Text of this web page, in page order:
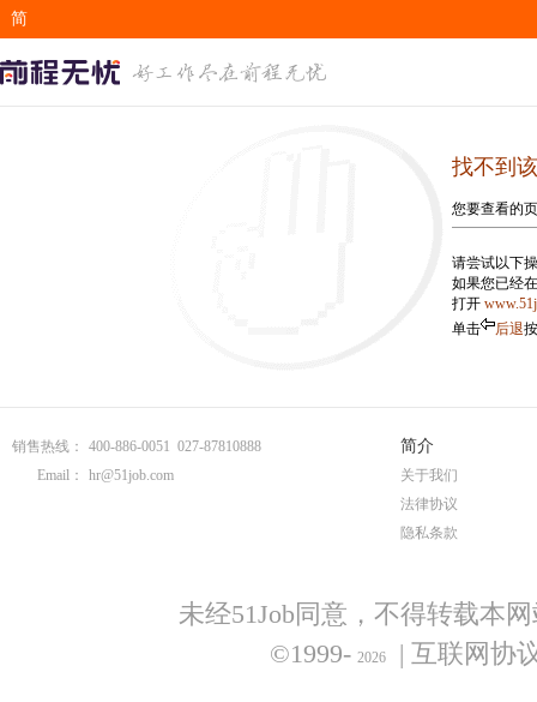
简
EN
找不到
您要查看的
请尝试以下
如果您已经
打开
单击
后退
销售热线：
400-886-0051 027-87810888
Email：
hr@51job.com
简介
关于我们
法律协议
隐私条款
未经51Job同意，不得转载本
©1999- 2026 | 互联网协